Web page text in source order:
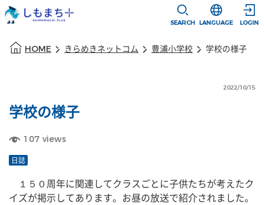
SEARCH
選択すると言
LANGUAGE LOGIN
HOME きらめきネットコム 豊浦小学校 学校の様子
2022/10/15
学校の様子
107 views
日誌
１５０周年に関連してクラスごとに子供たちが考えたク
イズが掲示してあります。お昼の放送で紹介されました。